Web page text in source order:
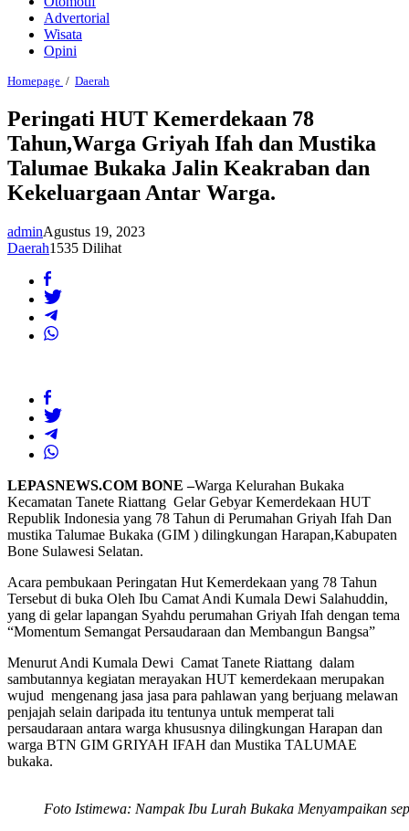
Advertorial
Wisata
Opini
Homepage / Daerah
Kemerdekaan
78
Tahun,Warga
Griyah
Ifah
Mustika
Bukaka
Jalin
Keakraban
Peringati HUT Kemerdekaan 78
Tahun,Warga Griyah Ifah dan Mustika
Talumae Bukaka Jalin Keakraban dan
Kekeluargaan Antar Warga.
adminAgustus 19, 2023
Daerah1535 Dilihat
LEPASNEWS.COM BONE –Warga Kelurahan Bukaka
Kecamatan Tanete Riattang Gelar Gebyar Kemerdekaan HUT
Republik Indonesia yang 78 Tahun di Perumahan Griyah Ifah Dan
mustika Talumae Bukaka (GIM ) dilingkungan Harapan,Kabupaten
Bone Sulawesi Selatan.
Acara pembukaan Peringatan Hut Kemerdekaan yang 78 Tahun
Tersebut di buka Oleh Ibu Camat Andi Kumala Dewi Salahuddin,
yang di gelar lapangan Syahdu perumahan Griyah Ifah dengan tema
“Momentum Semangat Persaudaraan dan Membangun Bangsa”
Menurut Andi Kumala Dewi Camat Tanete Riattang dalam
sambutannya kegiatan merayakan HUT kemerdekaan merupakan
wujud mengenang jasa jasa para pahlawan yang berjuang melawan
penjajah selain daripada itu tentunya untuk memperat tali
persaudaraan antara warga khususnya dilingkungan Harapan dan
warga BTN GIM GRIYAH IFAH dan Mustika TALUMAE
bukaka.
Foto Istimewa: Nampak Ibu Lurah Bukaka Menyampaikan